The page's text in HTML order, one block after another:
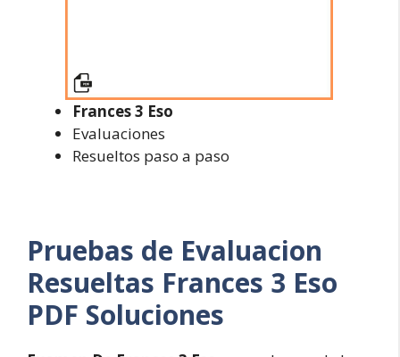
Frances 3 Eso
Evaluaciones
Resueltos paso a paso
Pruebas de Evaluacion
Resueltas Frances 3 Eso
PDF Soluciones